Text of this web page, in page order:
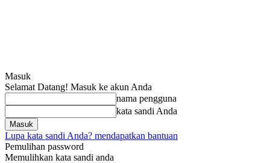
Masuk
Selamat Datang! Masuk ke akun Anda
nama pengguna
kata sandi Anda
Lupa kata sandi Anda? mendapatkan bantuan
Pemulihan password
Memulihkan kata sandi anda